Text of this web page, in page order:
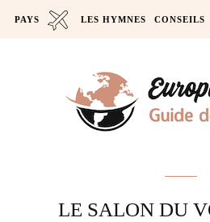
PAYS LES HYMNES CONSEILS
LE SALON DU